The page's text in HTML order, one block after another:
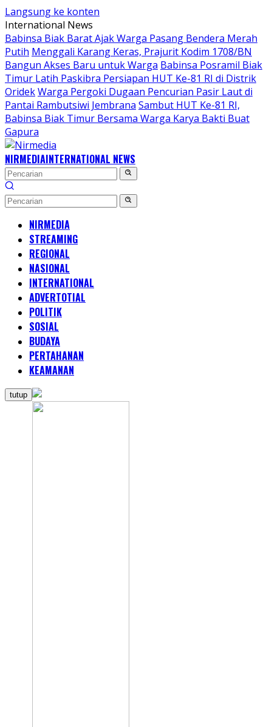
Langsung ke konten
International News
Babinsa Biak Barat Ajak Warga Pasang Bendera Merah
Putih Menggali Karang Keras, Prajurit Kodim 1708/BN
Bangun Akses Baru untuk Warga Babinsa Posramil Biak
Timur Latih Paskibra Persiapan HUT Ke-81 RI di Distrik
OridekWarga Pergoki Dugaan Pencurian Pasir Laut di
Pantai Rambutsiwi Jembrana Sambut HUT Ke-81 RI,
Babinsa Biak Timur Bersama Warga Karya Bakti Buat
Gapura
NIRMEDIAINTERNATIONAL NEWS
NIRMEDIA
STREAMING
REGIONAL
NASIONAL
INTERNATIONAL
ADVERTOTIAL
POLITIK
SOSIAL
BUDAYA
PERTAHANAN
KEAMANAN
tutup